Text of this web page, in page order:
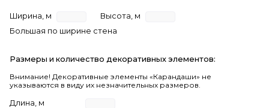
Ширина, м
Высота, м
Большая по ширине стена
Размеры и количество декоративных элементов:
Внимание! Декоративные элементы «Карандаши» не
указываются в виду их незначительных размеров.
Длина, м